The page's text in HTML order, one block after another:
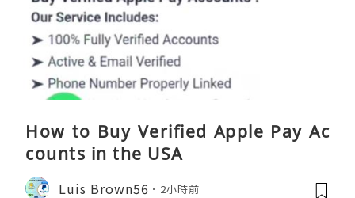
How to Buy Verified Apple Pay Ac
counts in the USA
Luis Brown56 2小時前